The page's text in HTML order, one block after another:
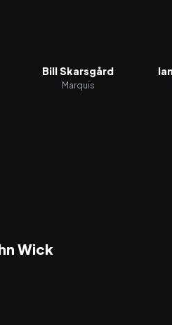
Bill Skarsgård
Marquis
Wick